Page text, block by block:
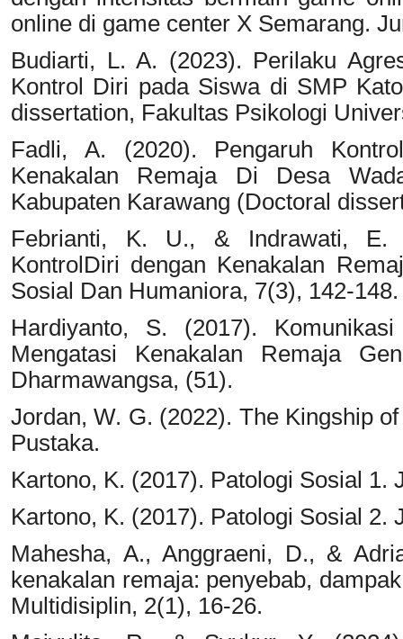
online di game center X Semarang.
Budiarti, L. A. (2023). Perilaku
Kontrol Diri pada Siswa di SMP
dissertation, Fakultas Psikologi
Fadli, A. (2020). Pengaruh
Kenakalan Remaja Di Desa
Kabupaten Karawang (Doctoral
Febrianti, K. U., & Indrawati, E.
KontrolDiri dengan Kenakalan
Sosial Dan Humaniora, 7(3), 142-148.
Hardiyanto, S. (2017).
Mengatasi Kenakalan Remaja
Dharmawangsa, (51).
Jordan, W. G. (2022). The Kingship
Pustaka.
Kartono, K. (2017). Patologi Sosial 1.
Kartono, K. (2017). Patologi Sosial 2.
Mahesha, A., Anggraeni, D., &
kenakalan remaja: penyebab,
Multidisiplin, 2(1), 16-26.